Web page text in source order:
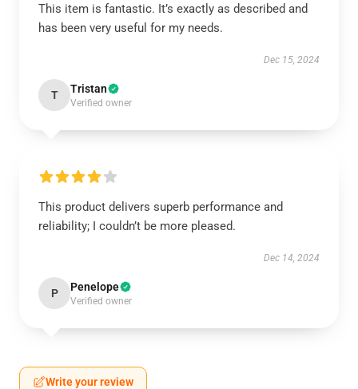
This item is fantastic. It’s exactly as described and
has been very useful for my needs.
Dec 15, 2024
T Tristan
Verified owner
This product delivers superb performance and
reliability; I couldn’t be more pleased.
Dec 14, 2024
P Penelope
Verified owner
Write your review